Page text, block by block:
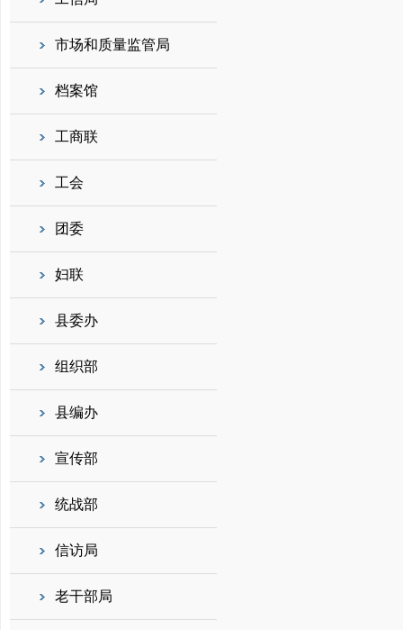
市场和质量监管局
档案馆
工商联
工会
团委
妇联
县委办
组织部
县编办
宣传部
统战部
信访局
老干部局